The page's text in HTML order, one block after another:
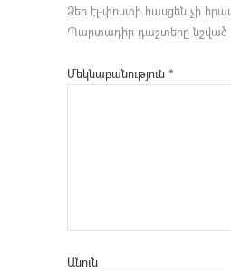
Ձեր էլ-փոստի հասցեն չի
Պարտադիր դաշտերը նշված
Մեկնաբանություն *
Անուն